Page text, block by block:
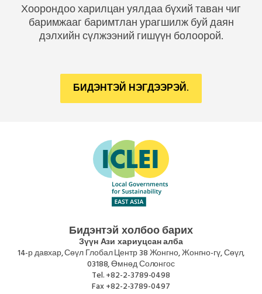
Хоорондоо харилцан уялдаа бүхий таван чиг
баримжааг баримтлан урагшилж буй даян
дэлхийн сүлжээний гишүүн болоорой.
БИДЭНТЭЙ НЭГДЭЭРЭЙ.
Бидэнтэй холбоо барих
Зүүн Ази хариуцсан алба
14-р давхар, Сөүл Глобал Центр 38 Жонгно, Жонгно-гү, Сөүл,
03188, Өмнөд Солонгос
Tel.+82-2-3789-0498
Fax+82-2-3789-0497